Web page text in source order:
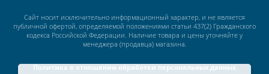
Сайт носит исключительно информационный характер, и не является
публичной офертой, определяемой положениями статьи 437(2) Гражданского
кодекса Российской Федерации. Наличие товара и цены уточняйте у
менеджера (продавца) магазина.
Политика в отношении обработки персональных данных